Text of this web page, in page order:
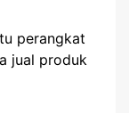
perangkat
jual produk